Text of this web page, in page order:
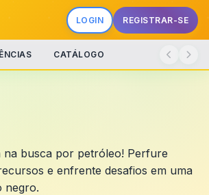
LOGIN REGISTRAR-SE
CATÁLOGO
na busca por petróleo! Perfure
e enfrente desafios em uma
negro.